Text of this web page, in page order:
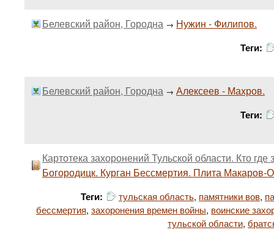
Белевский район, Городна → Нужин - Филипов.
Теги:
Белевский район, Городна → Алексеев - Махров.
Теги:
Картотека захоронений Тульской области. Кто
Богородицк. Курган Бессмертия. Плита Макаров-
Теги: тульская область, памятники вов,
бессмертия, захоронения времен войны, воинские
тульской области,